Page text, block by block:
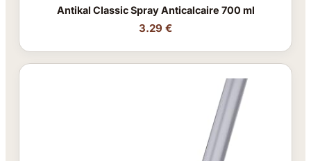
Antikal Classic Spray Anticalcaire 700 ml
3.29 €